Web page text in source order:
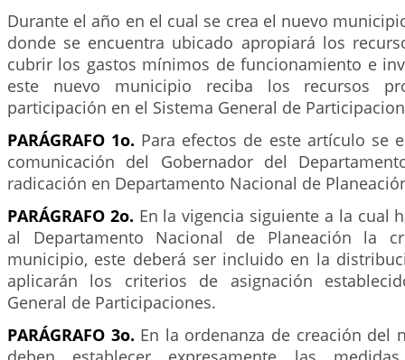
Durante el año en el cual se crea el nuevo
donde se encuentra ubicado apropiará los
cubrir los gastos mínimos de funcionamiento e
este nuevo municipio reciba los recursos
participación en el Sistema General de
PARÁGRAFO 1o. Para efectos de este artículo se
comunicación del Gobernador del
radicación en Departamento Nacional de
PARÁGRAFO 2o. En la vigencia siguiente a la cual
al Departamento Nacional de Planeación la
municipio, este deberá ser incluido en la
aplicarán los criterios de asignación
General de Participaciones.
PARÁGRAFO 3o. En la ordenanza de creación del